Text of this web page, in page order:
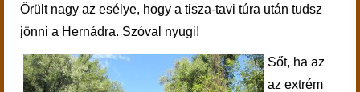
Őrült nagy az esélye, hogy a tisza-tavi túra után tudsz
jönni a Hernádra. Szóval nyugi!
Sőt, ha az
az extrém